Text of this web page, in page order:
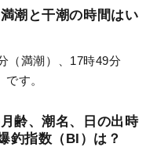
潮と干潮の時間はい
（満潮）、17時49分
す。
齢、潮名、日の出時
釣指数（BI）は？